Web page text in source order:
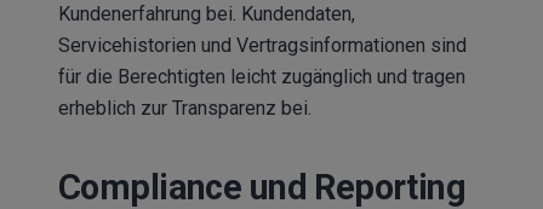
Kundenerfahrung bei. Kundendaten,
Servicehistorien und Vertragsinformationen sind
für die Berechtigten leicht zugänglich und tragen
erheblich zur Transparenz bei.
Compliance und Reporting